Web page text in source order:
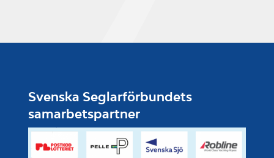
Svenska Seglarförbundets
samarbetspartner